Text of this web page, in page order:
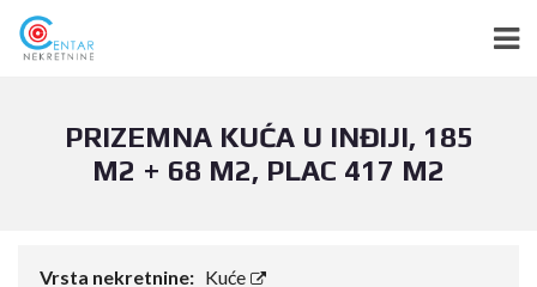
PRIZEMNA KUĆA U INĐIJI, 185
M2 + 68 M2, PLAC 417 M2
Vrsta nekretnine: Kuće